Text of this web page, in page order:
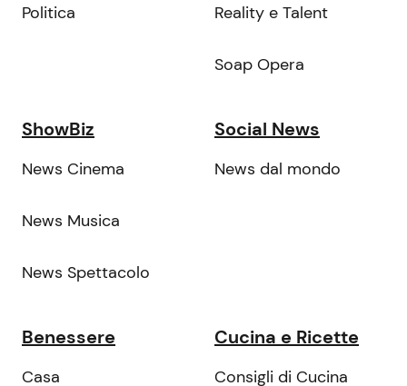
Politica Reality e Talent
Soap Opera
ShowBiz
News Cinema
News Musica
News Spettacolo
Social News
News dal mondo
Benessere
Casa
Cucina e Ricette
Consigli di Cucina